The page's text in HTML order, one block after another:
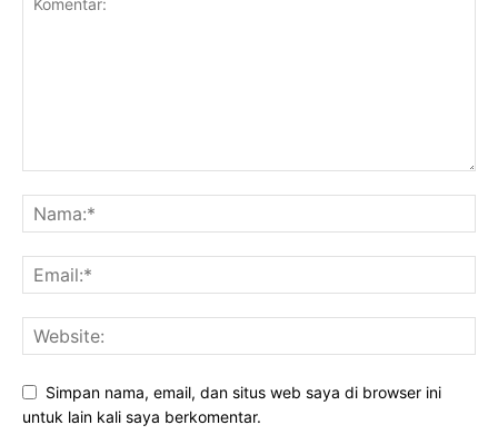
Simpan nama, email, dan situs web saya di browser ini
untuk lain kali saya berkomentar.